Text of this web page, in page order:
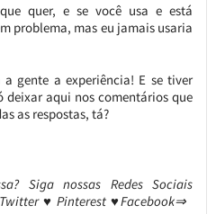
quer, e se você usa e está
problema, mas eu jamais usaria
gente a experiência! E se tiver
deixar aqui nos comentários que
as respostas, tá?
Siga nossas Redes Sociais
♥ Pinterest ♥Facebook⇒